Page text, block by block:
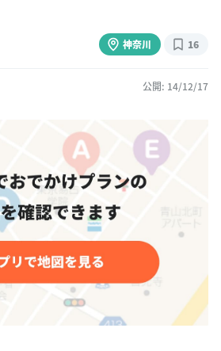
神奈川 16
公開: 14/12/17